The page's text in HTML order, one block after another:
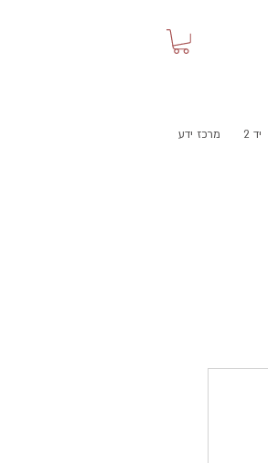
מרכז ידע יד 2